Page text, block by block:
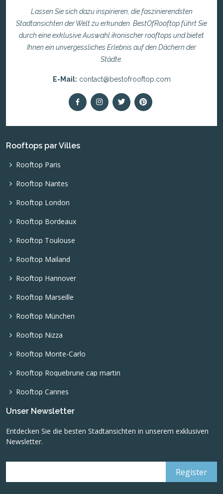
Lassen Sie sich dazu inspirieren, die faszinierendsten
Stadtansichten der Welt zu erkunden. BestOfRooftop führt Sie
durch eine exklusive Auswahl ikonischer rooftops und bietet
Ihnen ein unvergessliches Erlebnis auf den Dächern der
Städte.
E-Mail: contact@bestofrooftop.com
Rooftops par Villes
Rooftop Paris
Rooftop Nantes
Rooftop London
Rooftop Bordeaux
Rooftop Toulouse
Rooftop Mailand
Rooftop Hannover
Rooftop Marseille
Rooftop München
Rooftop Nizza
Rooftop Monte-Carlo
Rooftop Roquebrune cap martin
Rooftop Cannes
Unser Newsletter
Entdecken Sie die besten Stadtansichten in unserem exklusiven
Newsletter.